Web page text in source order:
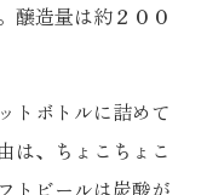
醸造量は約２００
トボトルに詰めて
は、ちょこちょこ
トビールは炭酸が